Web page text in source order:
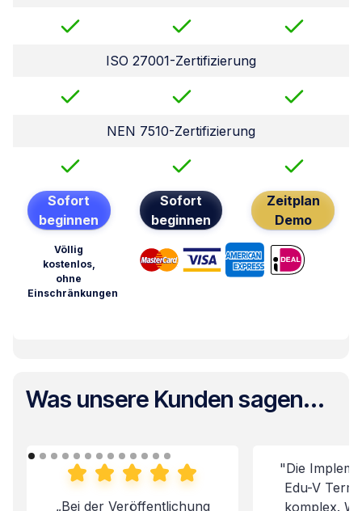
ISO 27001-Zertifizierung
NEN 7510-Zertifizierung
Sofort
beginnen
Völlig
kostenlos,
ohne
Einschränkungen
Sofort
beginnen
Zeitplan
Demo
Was unsere Kunden sagen...
„Bei der Veröffentlichung
"Die
Edu-V
komplex.